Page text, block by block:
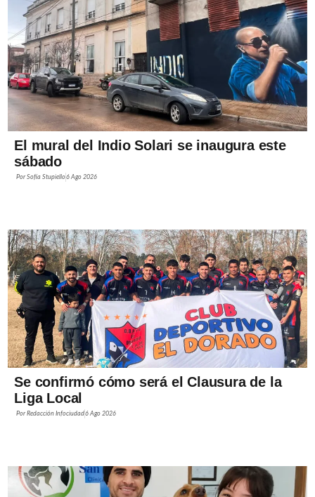
El mural del Indio Solari se inaugura este
sábado
PorSofía Stupiello6 Ago 2026
Se confirmó cómo será el Clausura de la
Liga Local
PorRedacción Infociudad6 Ago 2026